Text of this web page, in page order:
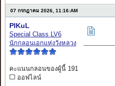
07 กรกฎาคม 2026, 11:16:AM
PIKuL
Special Class LV6
นักกลอนเอกแห่งวังหลวง
คะแนนกลอนของผู้นี้ 191
ออฟไลน์